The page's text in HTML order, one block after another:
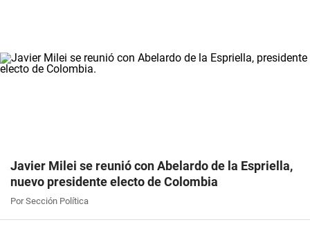
Javier Milei se reunió con Abelardo de la Espriella,
nuevo presidente electo de Colombia
Por Sección Política